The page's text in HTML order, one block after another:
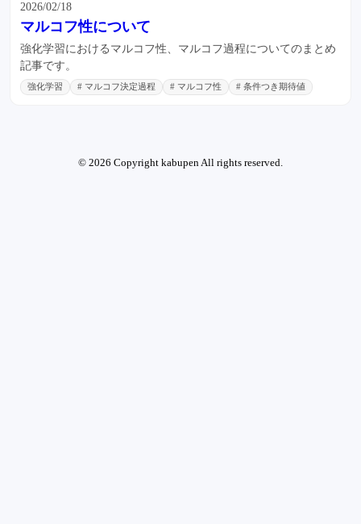
2026/02/18
マルコフ性について
強化学習におけるマルコフ性、マルコフ過程についてのまとめ
記事です。
強化学習 # マルコフ決定過程 # マルコフ性 # 条件つき期待値
© 2026 Copyright kabupen All rights reserved.